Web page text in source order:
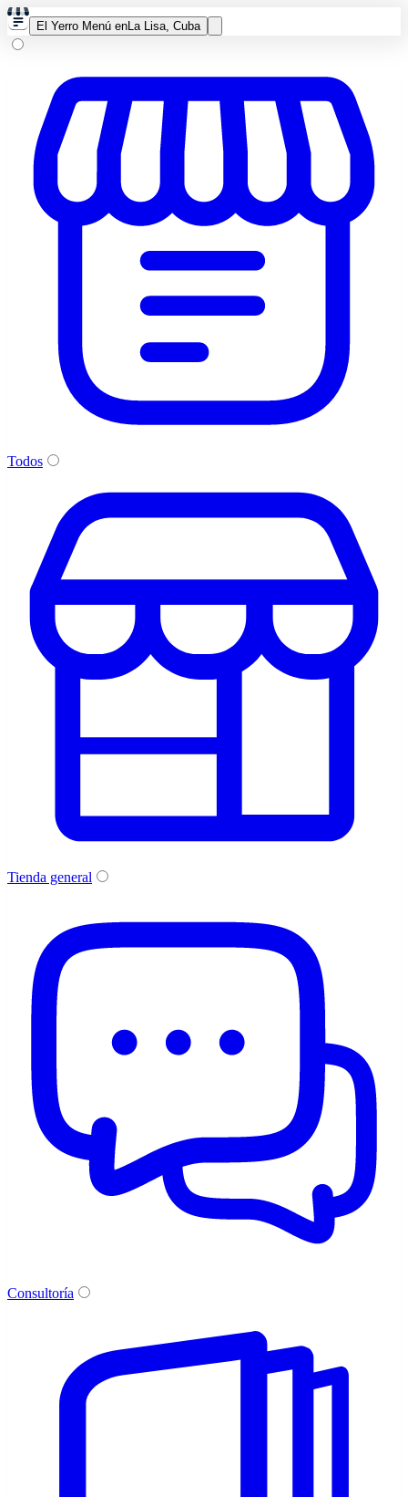
El Yerro Menú enLa Lisa, Cuba
Todos
Tienda general
Consultoría